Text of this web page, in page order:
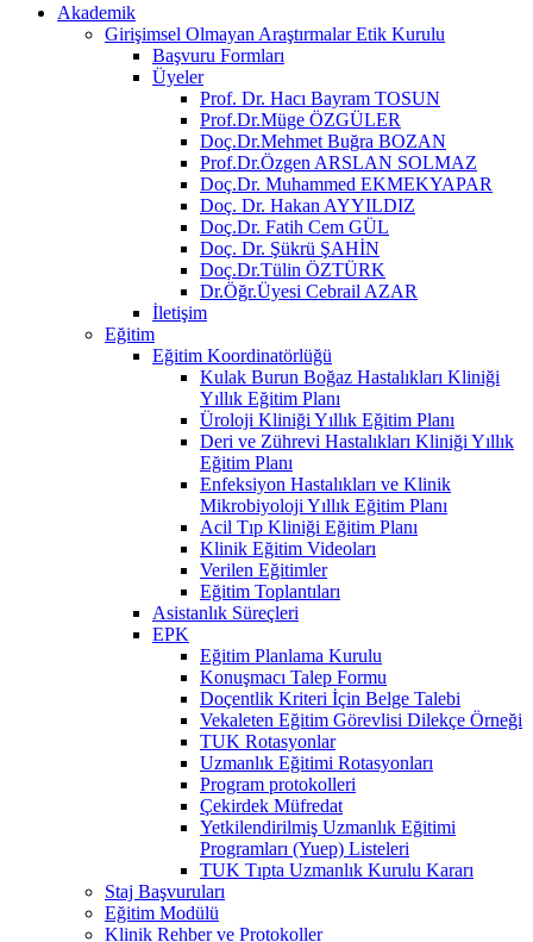
Akademik
Girişimsel Olmayan Araştırmalar Etik Kurulu
Başvuru Formları
Üyeler
Prof. Dr. Hacı Bayram TOSUN
Prof.Dr.Müge ÖZGÜLER
Doç.Dr.Mehmet Buğra BOZAN
Prof.Dr.Özgen ARSLAN SOLMAZ
Doç.Dr. Muhammed EKMEKYAPAR
Doç. Dr. Hakan AYYILDIZ
Doç.Dr. Fatih Cem GÜL
Doç. Dr. Şükrü ŞAHİN
Doç.Dr.Tülin ÖZTÜRK
Dr.Öğr.Üyesi Cebrail AZAR
İletişim
Eğitim
Eğitim Koordinatörlüğü
Kulak Burun Boğaz Hastalıkları Kliniği
Yıllık Eğitim Planı
Üroloji Kliniği Yıllık Eğitim Planı
Deri ve Zührevi Hastalıkları Kliniği Yıllık
Eğitim Planı
Enfeksiyon Hastalıkları ve Klinik
Mikrobiyoloji Yıllık Eğitim Planı
Acil Tıp Kliniği Eğitim Planı
Klinik Eğitim Videoları
Verilen Eğitimler
Eğitim Toplantıları
Asistanlık Süreçleri
EPK
Eğitim Planlama Kurulu
Konuşmacı Talep Formu
Doçentlik Kriteri İçin Belge Talebi
Vekaleten Eğitim Görevlisi Dilekçe Örneği
TUK Rotasyonlar
Uzmanlık Eğitimi Rotasyonları
Program protokolleri
Çekirdek Müfredat
Yetkilendirilmiş Uzmanlık Eğitimi
Programları (Yuep) Listeleri
TUK Tıpta Uzmanlık Kurulu Kararı
Staj Başvuruları
Eğitim Modülü
Klinik Rehber ve Protokoller